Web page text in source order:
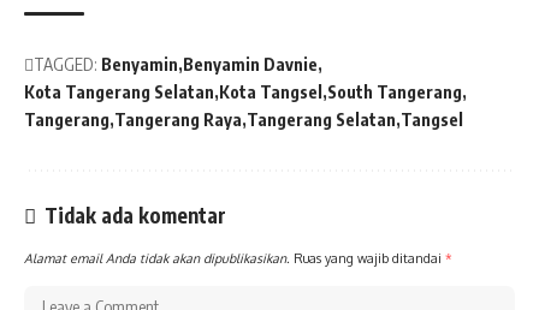
TAGGED: Benyamin Benyamin Davnie
Kota Tangerang Selatan Kota Tangsel South Tangerang
Tangerang Tangerang Raya Tangerang Selatan Tangsel
Tidak ada komentar
Alamat email Anda tidak akan dipublikasikan. Ruas yang wajib ditandai *